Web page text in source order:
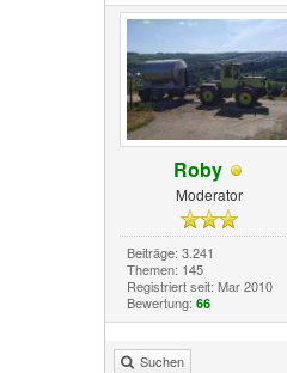
Roby
Moderator
Beiträge: 3.241
Themen: 145
Registriert seit: Mar 2010
Bewertung: 66
Suchen